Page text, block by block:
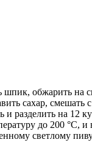
шпик, обжарить на
сахар, смешать с
и разделить на 12
до 200 °С, и
светлому